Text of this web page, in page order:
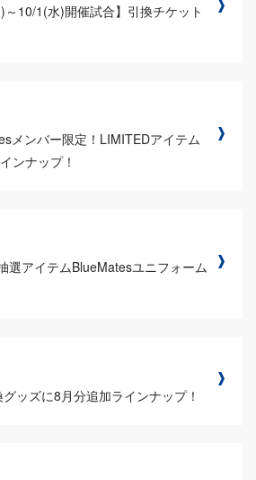
)～10/1(水)開催試合】引換チケット
メンバー限定！LIMITEDアイテム
ンナップ！
選アイテムBlueMatesユニフォーム
ッズに8月分追加ラインナップ！